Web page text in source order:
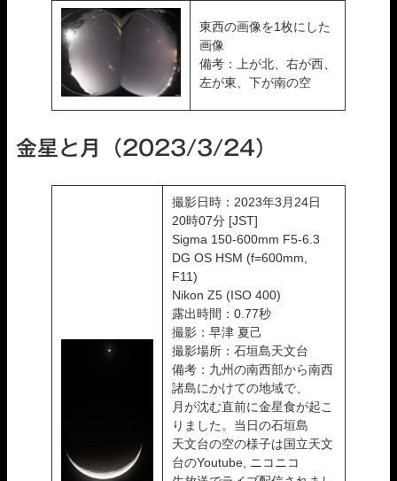
東西の画像を1枚にした
画像
備考：上が北、右が西、
左が東、下が南の空
金星と月（2023/3/24）
撮影日時：2023年3月24日
20時07分 [JST]
Sigma 150-600mm F5-6.3
DG OS HSM (f=600mm,
F11)
Nikon Z5 (ISO 400)
露出時間：0.77秒
撮影：早津 夏己
撮影場所：石垣島天文台
備考：九州の南西部から南西
諸島にかけての地域で、
月が沈む直前に金星食が起こ
りました。当日の石垣島
天文台の空の様子は国立天文
台のYoutube, ニコニコ